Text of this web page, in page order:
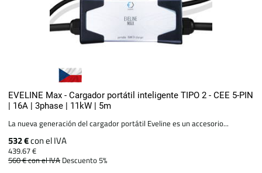
EVELINE Max - Cargador portátil inteligente TIPO 2 - CEE 5-PIN
| 16A | 3phase | 11kW | 5m
La nueva generación del cargador portátil Eveline es un accesorio...
532 €con el IVA
439.67 €
560 €con el IVA Descuento 5%